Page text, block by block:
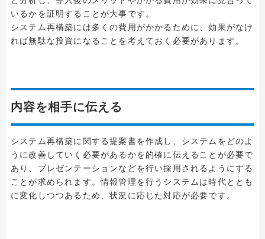
いるかを証明することが大事です。
システム再構築には多くの費用がかかるために、効果がなけ
れば無駄な投資になることを考えておく必要があります。
内容を相手に伝える
システム再構築に関する提案書を作成し、システムをどのよ
うに改善していく必要があるかを的確に伝えることが必要で
あり、プレゼンテーションなどを行い採用されるようにする
ことが求められます。情報管理を行うシステムは時代ととも
に変化しつつあるため、状況に応じた対応が必要です。